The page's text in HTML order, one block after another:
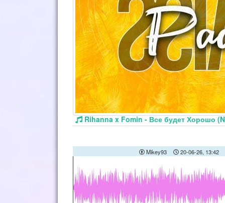
Rihanna x Fomin - Все будет Хорошо
Mikey93 20-06-26, 13:42